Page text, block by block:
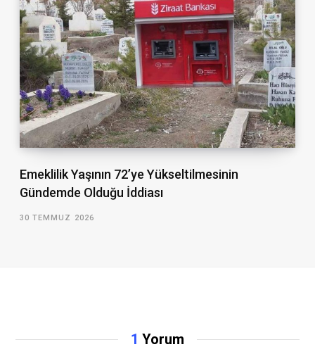
Emeklilik Yaşının 72’ye Yükseltilmesinin
Gündemde Olduğu İddiası
30 TEMMUZ 2026
1 Yorum